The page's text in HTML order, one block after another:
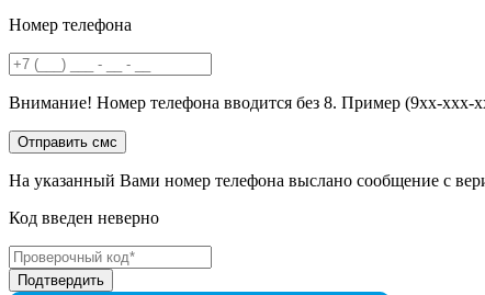
Номер телефона
Внимание! Номер телефона вводится без 8. Пример (9хх-ххх-
На указанный Вами номер телефона выслано сообщение с
Код введен неверно